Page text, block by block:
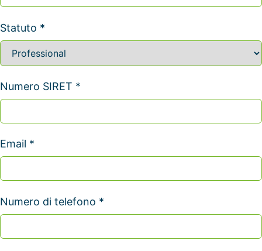
Statuto *
Numero SIRET *
Email *
Numero di telefono *